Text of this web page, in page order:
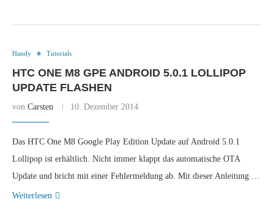
Handy Tutorials
HTC ONE M8 GPE ANDROID 5.0.1 LOLLIPOP
UPDATE FLASHEN
von Carsten 10. Dezember 2014
Das HTC One M8 Google Play Edition Update auf Android 5.0.1
Lollipop ist erhältlich. Nicht immer klappt das automatische OTA
Update und bricht mit einer Fehlermeldung ab. Mit dieser Anleitung …
Weiterlesen